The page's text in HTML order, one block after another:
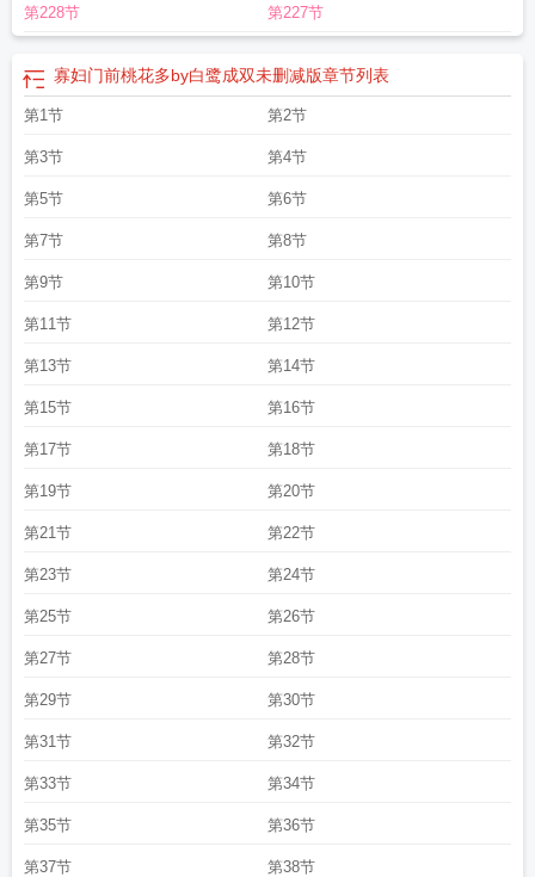
第228节 第227节
寡妇门前桃花多by白鹭成双未删减版章节列表
第1节 第2节
第3节 第4节
第5节 第6节
第7节 第8节
第9节 第10节
第11节 第12节
第13节 第14节
第15节 第16节
第17节 第18节
第19节 第20节
第21节 第22节
第23节 第24节
第25节 第26节
第27节 第28节
第29节 第30节
第31节 第32节
第33节 第34节
第35节 第36节
第37节 第38节